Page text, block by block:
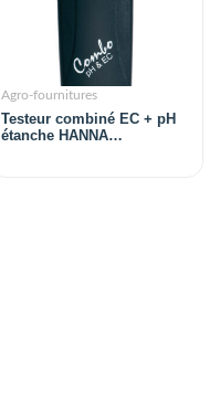
Agro-fournitures
Testeur combiné EC + pH
étanche HANNA